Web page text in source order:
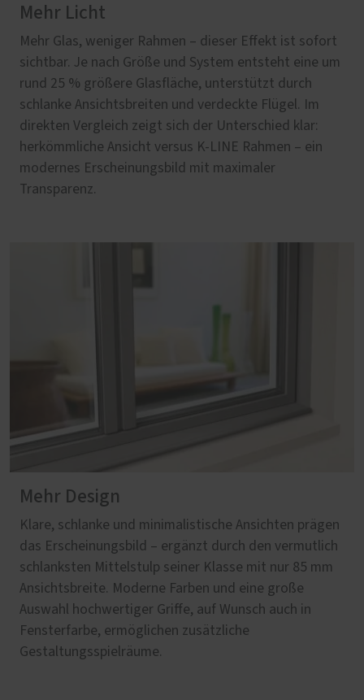
Mehr Licht
Mehr Glas, weniger Rahmen – dieser Effekt ist sofort
sichtbar. Je nach Größe und System entsteht eine um
rund 25 % größere Glasfläche, unterstützt durch
schlanke Ansichtsbreiten und verdeckte Flügel. Im
direkten Vergleich zeigt sich der Unterschied klar:
herkömmliche Ansicht versus K-LINE Rahmen – ein
modernes Erscheinungsbild mit maximaler
Transparenz.
Mehr Design
Klare, schlanke und minimalistische Ansichten prägen
das Erscheinungsbild – ergänzt durch den vermutlich
schlanksten Mittelstulp seiner Klasse mit nur 85 mm
Ansichtsbreite. Moderne Farben und eine große
Auswahl hochwertiger Griffe, auf Wunsch auch in
Fensterfarbe, ermöglichen zusätzliche
Gestaltungsspielräume.